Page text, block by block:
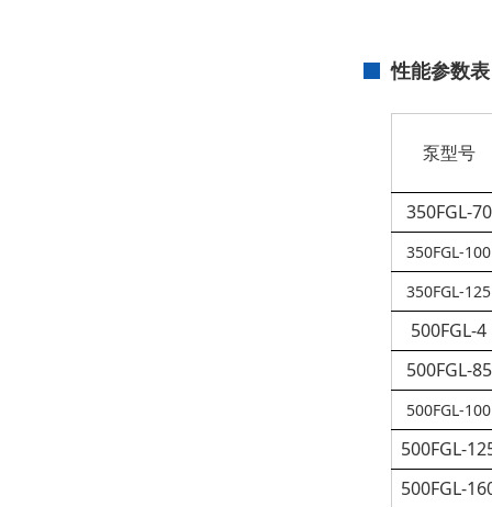
性能参数表
泵型号
350FGL-70
350FGL-100
350FGL-125
500FGL-4
500FGL-85
500FGL-100
500FGL-
500FGL-